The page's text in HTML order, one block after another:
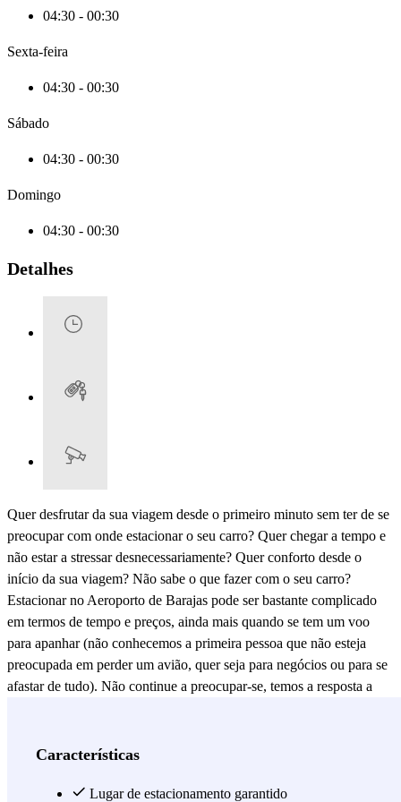
04:30 - 00:30
Sexta-feira
04:30 - 00:30
Sábado
04:30 - 00:30
Domingo
04:30 - 00:30
Detalhes
Quer desfrutar da sua viagem desde o primeiro minuto sem ter de se
preocupar com onde estacionar o seu carro? Quer chegar a tempo e
não estar a stressar desnecessariamente? Quer conforto desde o
início da sua viagem? Não sabe o que fazer com o seu carro?
Estacionar no Aeroporto de Barajas pode ser bastante complicado
em termos de tempo e preços, ainda mais quando se tem um voo
para apanhar (não conhecemos a primeira pessoa que não esteja
preocupada em perder um avião, quer seja para negócios ou para se
afastar de tudo). Não continue a preocupar-se, temos a resposta a
disponibilidade, distâncias, etc. Não pense duas vezes e reserve o
. Está um pouco incerto sobre como funciona um
Características
Lugar de estacionamento garantido